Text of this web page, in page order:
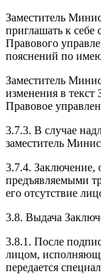
Заместитель
приглашать к себе
Правового
пояснений по
Заместитель
изменения в текст
Правовое
3.7.3. В случае
заместитель
3.7.4. Заключение,
предъявляемыми
его отсутствие
3.8. Выдача
3.8.1. После
лицом,
передается